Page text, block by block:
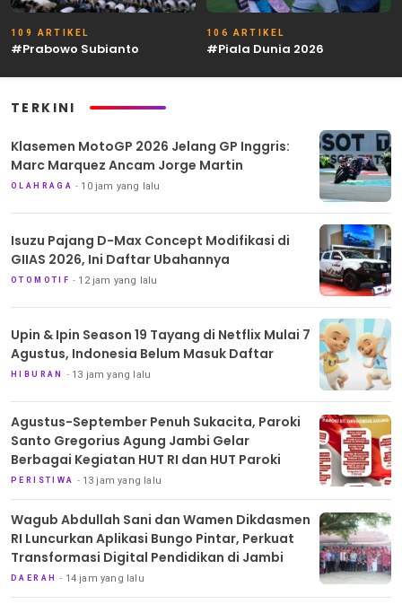
109 ARTIKEL
#Prabowo Subianto
106 ARTIKEL
#Piala Dunia 2026
TERKINI
Klasemen MotoGP 2026 Jelang GP Inggris:
Marc Marquez Ancam Jorge Martin
OLAHRAGA 10 jam yang lalu
Isuzu Pajang D-Max Concept Modifikasi di
GIIAS 2026, Ini Daftar Ubahannya
OTOMOTIF 12 jam yang lalu
Upin & Ipin Season 19 Tayang di Netflix Mulai 7
Agustus, Indonesia Belum Masuk Daftar
HIBURAN 13 jam yang lalu
Agustus-September Penuh Sukacita, Paroki
Santo Gregorius Agung Jambi Gelar
Berbagai Kegiatan HUT RI dan HUT Paroki
PERISTIWA 13 jam yang lalu
Wagub Abdullah Sani dan Wamen Dikdasmen
RI Luncurkan Aplikasi Bungo Pintar, Perkuat
Transformasi Digital Pendidikan di Jambi
DAERAH 14 jam yang lalu